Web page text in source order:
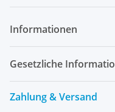
Informationen
Gesetzliche
Zahlung & Versand